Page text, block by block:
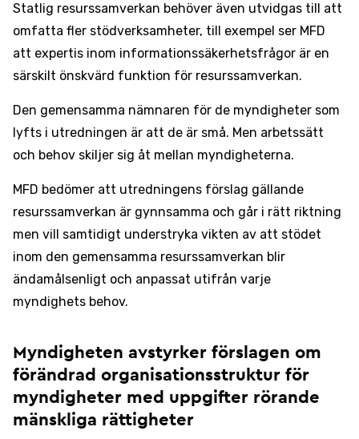
Statlig resurssamverkan behöver även utvidgas till att
omfatta fler stödverksamheter, till exempel ser MFD
att expertis inom informationssäkerhetsfrågor är en
särskilt önskvärd funktion för resurssamverkan.
Den gemensamma nämnaren för de myndigheter som
lyfts i utredningen är att de är små. Men arbetssätt
och behov skiljer sig åt mellan myndigheterna.
MFD bedömer att utredningens förslag gällande
resurssamverkan är gynnsamma och går i rätt riktning
men vill samtidigt understryka vikten av att stödet
inom den gemensamma resurssamverkan blir
ändamålsenligt och anpassat utifrån varje
myndighets behov.
Myndigheten avstyrker förslagen om
förändrad organisationsstruktur för
myndigheter med uppgifter rörande
mänskliga rättigheter